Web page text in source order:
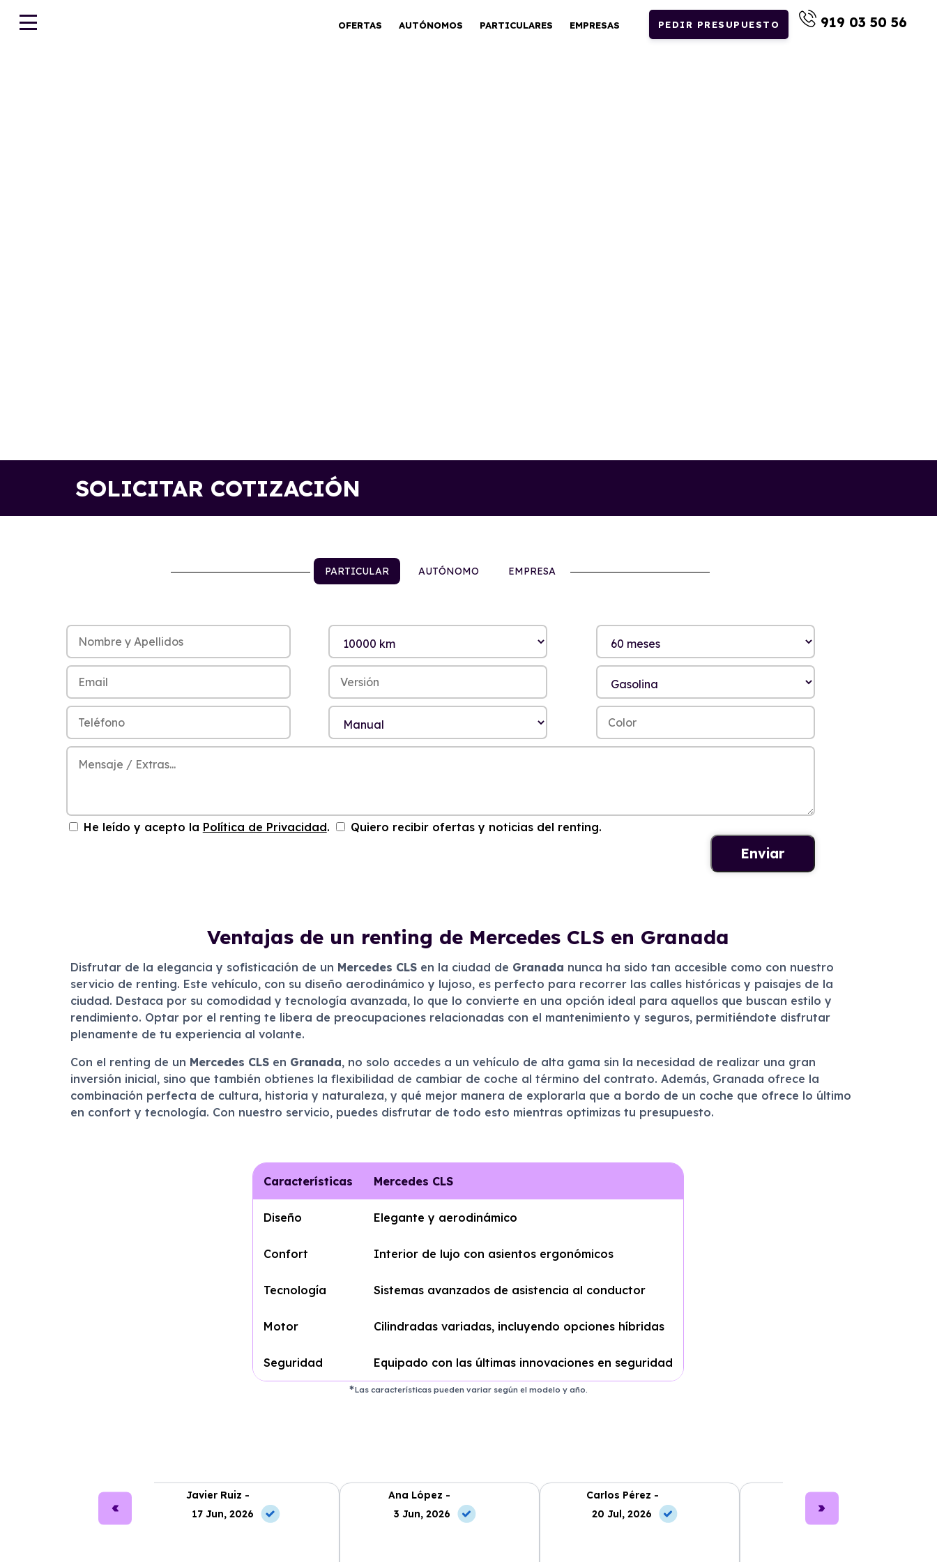
OFERTAS AUTÓNOMOS PARTICULARES EMPRESAS PEDIR PRESUPUESTO 919 03 50 56
SOLICITAR COTIZACIÓN
PARTICULAR AUTÓNOMO EMPRESA
He leído y acepto la Política de Privacidad. Quiero recibir ofertas y noticias del renting.
Ventajas de un renting de Mercedes CLS en Granada
Disfrutar de la elegancia y sofisticación de un Mercedes CLSen la ciudad de Granada nunca ha sido tan accesible como con nuestro
servicio de renting. Este vehículo, con su diseño aerodinámico y lujoso, es perfecto para recorrer las calles históricas y paisajes de la
ciudad. Destaca por su comodidad y tecnología avanzada, lo que lo convierte en una opción ideal para aquellos que buscan estilo y
rendimiento. Optar por el renting te libera de preocupaciones relacionadas con el mantenimiento y seguros, permitiéndote disfrutar
plenamente de tu experiencia al volante.
Con el renting de un Mercedes CLSen Granada, no solo accedes a un vehículo de alta gama sin la necesidad de realizar una gran
inversión inicial, sino que también obtienes la flexibilidad de cambiar de coche al término del contrato. Además, Granada ofrece la
combinación perfecta de cultura, historia y naturaleza, y qué mejor manera de explorarla que a bordo de un coche que ofrece lo último
en confort y tecnología. Con nuestro servicio, puedes disfrutar de todo esto mientras optimizas tu presupuesto.
Características Mercedes CLS
Diseño Elegante y aerodinámico
Confort Interior de lujo con asientos ergonómicos
Tecnología Sistemas avanzados de asistencia al conductor
Motor Cilindradas variadas, incluyendo opciones híbridas
Seguridad Equipado con las últimas innovaciones en seguridad
Las características pueden variar según el modelo y año.
Javier Ruiz -
17 Jun, 2026
Ana López -
3 Jun, 2026
Carlos Pérez -
20 Jul, 2026
Lucía García -
10 Jun, 2026